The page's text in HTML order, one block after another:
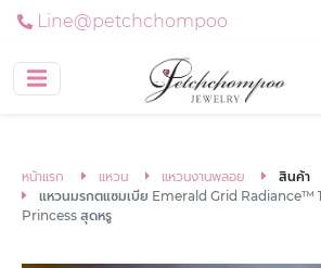
Line@petchchompoo
หน้าแรก แหวน แหวนงานพลอย
สินค้า
แหวนมรกตแซมเบีย Emerald Grid Radiance™
Princess สุดหรู